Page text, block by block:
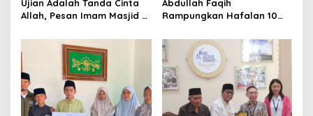
Ujian Adalah Tanda Cinta
Allah, Pesan Imam Masjid Al
Abdullah Faqih
Rampungkan Hafalan 10
Tahfidz